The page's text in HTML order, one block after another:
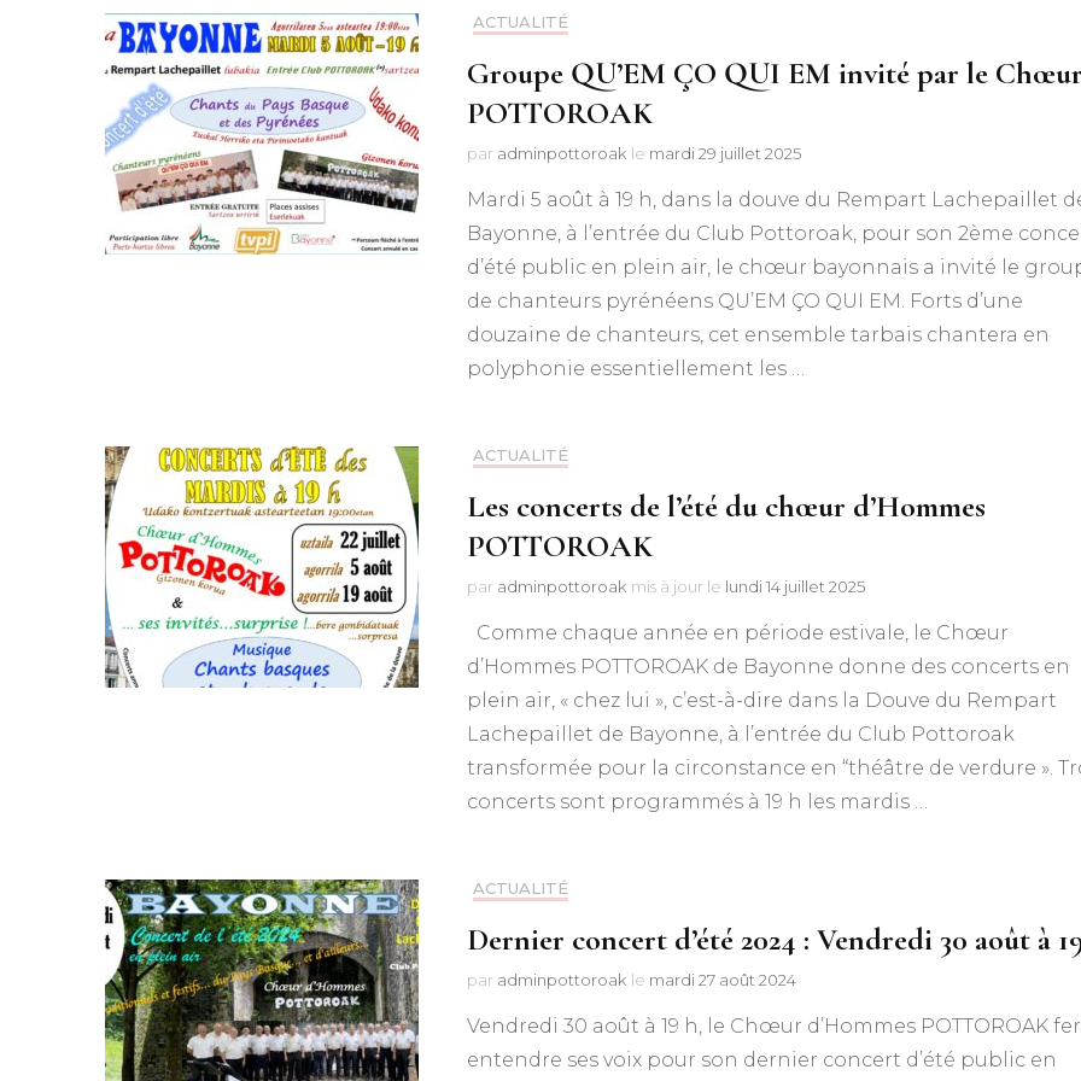
ACTUALITÉ
Groupe QU’EM ÇO QUI EM invité par le Chœur
POTTOROAK
par adminpottoroak le mardi 29 juillet 2025
Mardi 5 août à 19 h, dans la douve du Rempart Lachepaillet
Bayonne, à l’entrée du Club Pottoroak, pour son 2ème
d’été public en plein air, le chœur bayonnais a invité le
de chanteurs pyrénéens QU’EM ÇO QUI EM. Forts d’une
douzaine de chanteurs, cet ensemble tarbais chantera en
polyphonie essentiellement les …
ACTUALITÉ
Les concerts de l’été du chœur d’Hommes
POTTOROAK
par adminpottoroak mis à jour le lundi 14 juillet 2025
Comme chaque année en période estivale, le Chœur
d’Hommes POTTOROAK de Bayonne donne des concerts en
plein air, « chez lui », c’est-à-dire dans la Douve du Rempart
Lachepaillet de Bayonne, à l’entrée du Club Pottoroak
transformée pour la circonstance en “théâtre de verdure ».
concerts sont programmés à 19 h les mardis …
ACTUALITÉ
Dernier concert d’été 2024 : Vendredi 30 août à
par adminpottoroak le mardi 27 août 2024
Vendredi 30 août à 19 h, le Chœur d’Hommes POTTOROAK
entendre ses voix pour son dernier concert d’été public en